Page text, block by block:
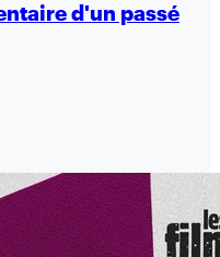
d'un passé